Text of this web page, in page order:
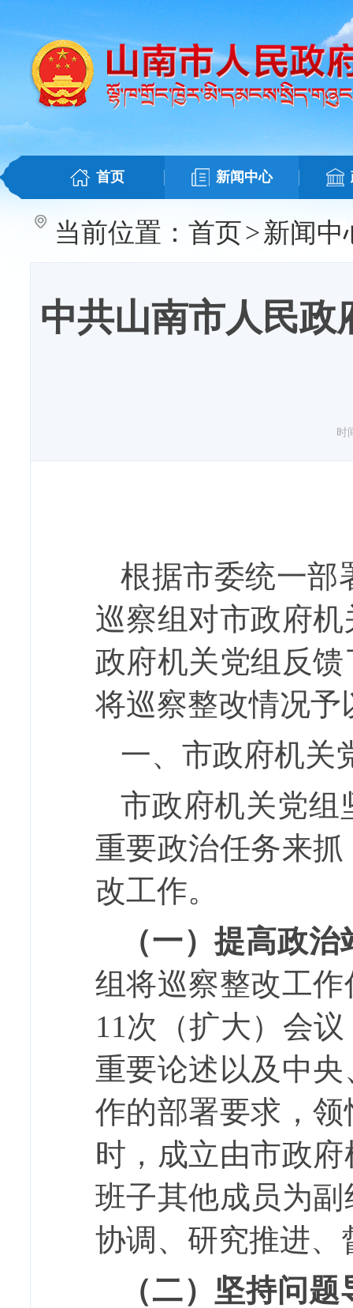
首页 新闻中心
当前位置： 首页>新闻中
中共山南市人民政
时
根据市委统一部
巡察组对市政府
政府机关党组反
将巡察整改情况予
一、市政府机关
市政府机关党组
重要政治任务来
改工作。
（一）提高政治
组将巡察整改工
11次（扩大）会议
重要论述以及中
作的部署要求，
时，成立由市政
班子其他成员为
协调、研究推进
（二）坚持问